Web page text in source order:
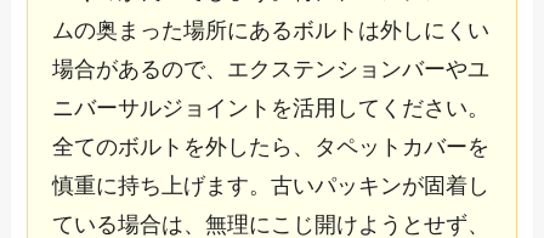
ムの奥まった場所にあるボルトは外しにくい
場合があるので、エクステンションバーやユ
ニバーサルジョイントを活用してください。
全てのボルトを外したら、タペットカバーを
慎重に持ち上げます。古いパッキンが固着し
ている場合は、無理にこじ開けようとせず、